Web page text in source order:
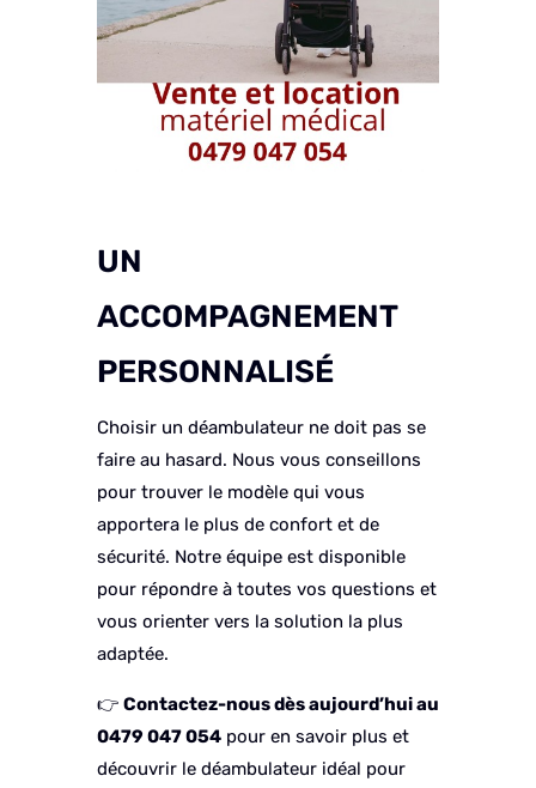
UN
ACCOMPAGNEMENT
PERSONNALISÉ
Choisir un déambulateur ne doit pas se
faire au hasard. Nous vous conseillons
pour trouver le modèle qui vous
apportera le plus de confort et de
sécurité. Notre équipe est disponible
pour répondre à toutes vos questions et
vous orienter vers la solution la plus
adaptée.
👉 Contactez-nous dès aujourd’hui au
0479 047 054pour en savoir plus et
découvrir le déambulateur idéal pour